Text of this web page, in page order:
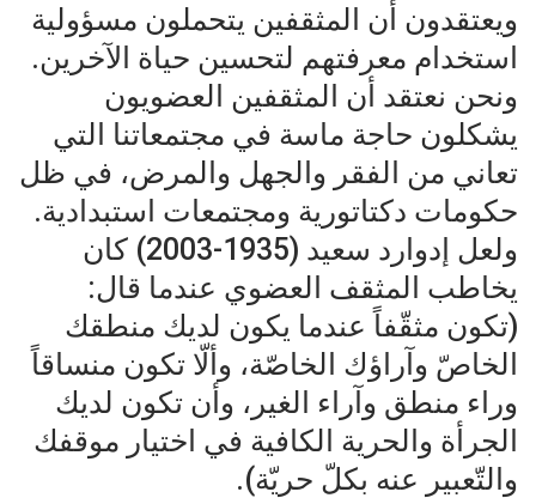
ويعتقدون أن المثقفين يتحملون مسؤولية
استخدام معرفتهم لتحسين حياة الآخرين.
ونحن نعتقد أن المثقفين العضويون
يشكلون حاجة ماسة في مجتمعاتنا التي
تعاني من الفقر والجهل والمرض، في ظل
حكومات دكتاتورية ومجتمعات استبدادية.
ولعل إدوارد سعيد (1935-2003) كان
يخاطب المثقف العضوي عندما قال:
(تكون مثقّفاً عندما يكون لديك منطقك
الخاصّ وآراؤك الخاصّة، وألّا تكون منساقاً
وراء منطق وآراء الغير، وأن تكون لديك
الجرأة والحرية الكافية في اختيار موقفك
والتّعبير عنه بكلّ حريّة).